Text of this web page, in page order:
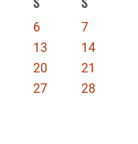
6
7
13
14
20
21
27
28